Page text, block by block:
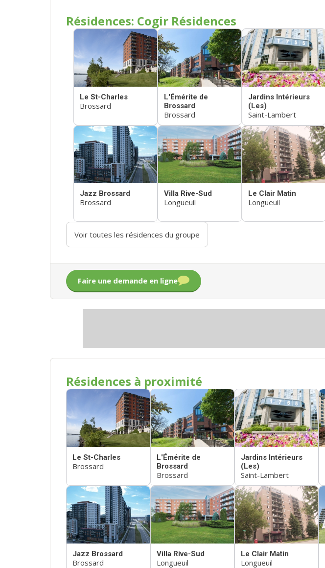
Résidences: Cogir Résidences
Le St-Charles
Brossard
L'Émérite de
Brossard
Brossard
Jardins Intérieurs
(Les)
Saint-Lambert
Jazz Brossard
Brossard
Villa Rive-Sud
Longueuil
Le Clair Matin
Longueuil
Voir toutes les résidences du groupe
Faire une demande en ligne
Résidences à proximité
Le St-Charles
Brossard
L'Émérite de
Brossard
Brossard
Jardins Intérieurs
(Les)
Saint-Lambert
Jazz Brossard
Brossard
Villa Rive-Sud
Longueuil
Le Clair Matin
Longueuil